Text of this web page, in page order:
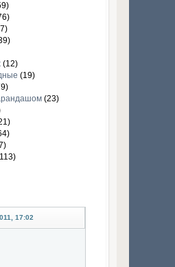
(12)
(19)
(23)
17:02